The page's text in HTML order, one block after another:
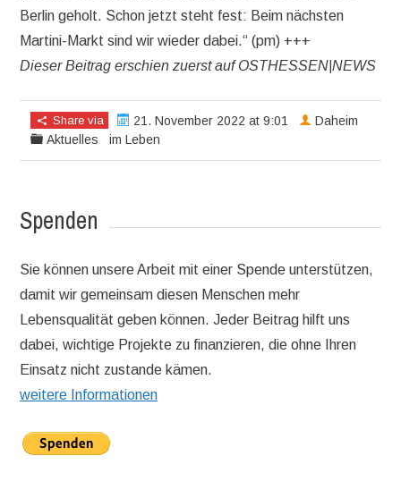
Berlin geholt. Schon jetzt steht fest: Beim nächsten
Martini-Markt sind wir wieder dabei.“ (pm) +++
Dieser Beitrag erschien zuerst auf OSTHESSEN|NEWS
Share via
21. November 2022 at 9:01
Aktuelles
Daheim
im Leben
Spenden
Sie können unsere Arbeit mit einer Spende unterstützen,
damit wir gemeinsam diesen Menschen mehr
Lebensqualität geben können. Jeder Beitrag hilft uns
dabei, wichtige Projekte zu finanzieren, die ohne Ihren
Einsatz nicht zustande kämen.
weitere Informationen